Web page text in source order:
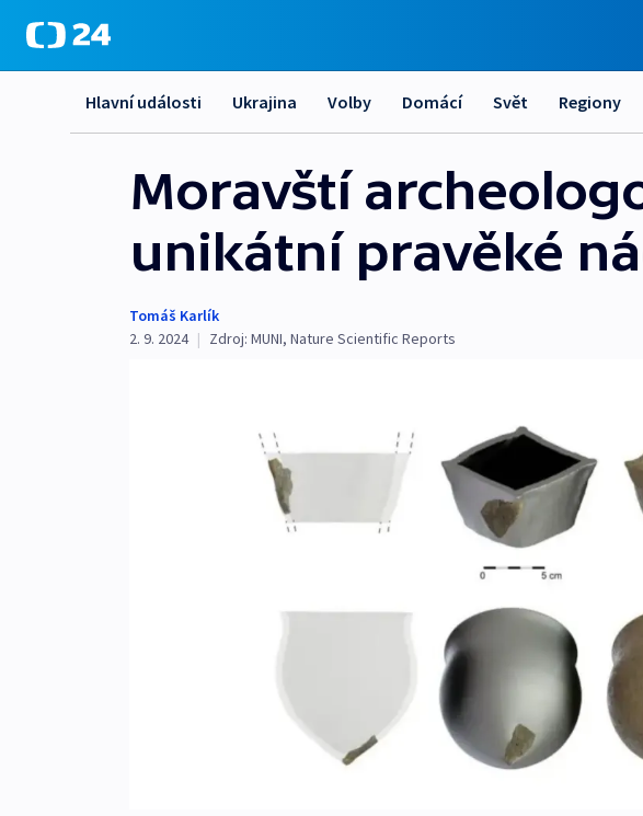
Hlavní události Ukrajina Volby Domácí Svět Regiony
Moravští
unikátní pravěké
Tomáš Karlík
2. 9. 2024 | Zdroj: MUNI, Nature Scientific Reports